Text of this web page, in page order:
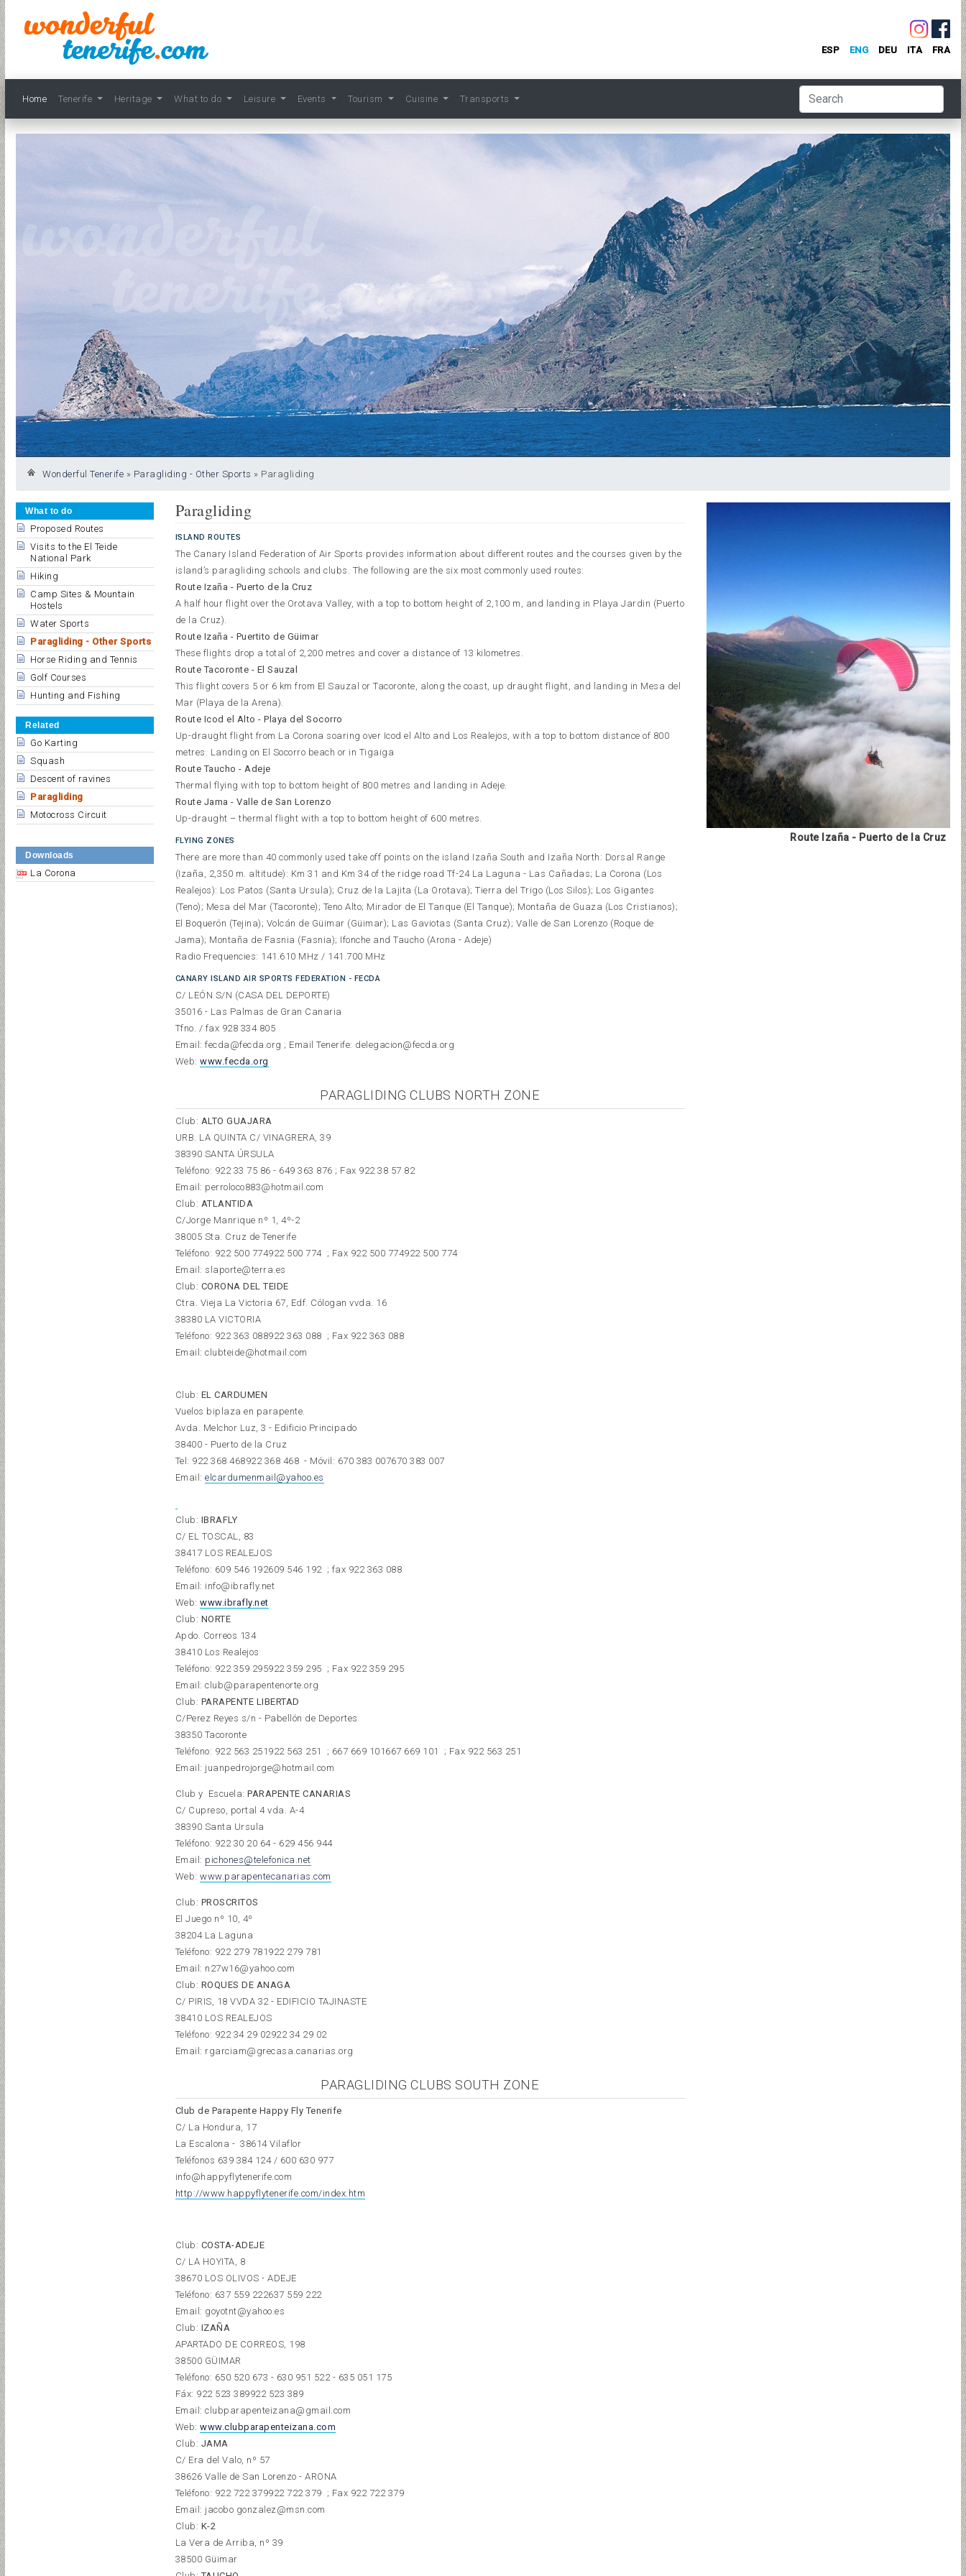
Home Tenerife Heritage What to do Leisure Events Tourism Cuisine Transports
ESP ENG DEU ITA FRA
Wonderful Tenerife » Paragliding - Other Sports » Paragliding
What to do
Proposed Routes
Visits to the El Teide
National Park
Hiking
Camp Sites & Mountain
Hostels
Water Sports
Paragliding - Other Sports
Horse Riding and Tennis
Golf Courses
Hunting and Fishing
Related
Go Karting
Squash
Descent of ravines
Paragliding
Motocross Circuit
Downloads
La Corona
Paragliding
ISLAND ROUTES
The Canary Island Federation of Air Sports provides information about different routes and the courses given by the
island’s paragliding schools and clubs. The following are the six most commonly used routes:
Route Izaña - Puerto de la Cruz
A half hour flight over the Orotava Valley, with a top to bottom height of 2,100 m, and landing in Playa Jardin (Puerto
de la Cruz).
Route Izaña - Puertito de Güimar
These flights drop a total of 2,200 metres and cover a distance of 13 kilometres.
Route Tacoronte - El Sauzal
This flight covers 5 or 6 km from El Sauzal or Tacoronte, along the coast, up draught flight, and landing in Mesa del
Mar (Playa de la Arena).
Route Icod el Alto - Playa del Socorro
Up-draught flight from La Corona soaring over Icod el Alto and Los Realejos, with a top to bottom distance of 800
metres. Landing on El Socorro beach or in Tigaiga
Route Taucho - Adeje
Thermal flying with top to bottom height of 800 metres and landing in Adeje.
Route Jama - Valle de San Lorenzo
Up-draught – thermal flight with a top to bottom height of 600 metres.
FLYING ZONES
There are more than 40 commonly used take off points on the island Izaña South and Izaña North: Dorsal Range
(Izaña, 2,350 m. altitude): Km 31 and Km 34 of the ridge road Tf-24 La Laguna - Las Cañadas; La Corona (Los
Realejos): Los Patos (Santa Ursula); Cruz de la Lajita (La Orotava); Tierra del Trigo (Los Silos); Los Gigantes
(Teno); Mesa del Mar (Tacoronte); Teno Alto; Mirador de El Tanque (El Tanque); Montaña de Guaza (Los Cristianos);
El Boquerón (Tejina); Volcán de Güimar (Güimar); Las Gaviotas (Santa Cruz); Valle de San Lorenzo (Roque de
Jama); Montaña de Fasnia (Fasnia); Ifonche and Taucho (Arona - Adeje)
Radio Frequencies: 141.610 MHz / 141.700 MHz
CANARY ISLAND AIR SPORTS FEDERATION - FECDA
C/ LEÓN S/N (CASA DEL DEPORTE)
35016 - Las Palmas de Gran Canaria
Tfno. / fax 928 334 805
Email: fecda@fecda.org ; Email Tenerife: delegacion@fecda.org
Web:www.fecda.org
PARAGLIDING CLUBS NORTH ZONE
Club: ALTO GUAJARA
URB. LA QUINTA C/ VINAGRERA, 39
38390 SANTA ÚRSULA
Teléfono: 922 33 75 86 - 649 363 876 ; Fax 922 38 57 82
Email: perroloco883@hotmail.com
Club: ATLANTIDA
C/Jorge Manrique nº 1, 4º-2
38005 Sta. Cruz de Tenerife
Teléfono: 922 500 774922 500 774 ; Fax 922 500 774922 500 774
Email: slaporte@terra.es
Club: CORONA DEL TEIDE
Ctra. Vieja La Victoria 67, Edf. Cólogan vvda. 16
38380 LA VICTORIA
Teléfono: 922 363 088922 363 088 ; Fax 922 363 088
Email: clubteide@hotmail.com
Club: EL CARDUMEN
Vuelos biplaza en parapente.
Avda. Melchor Luz, 3 - Edificio Principado
38400 - Puerto de la Cruz
Tel: 922 368 468922 368 468 - Móvil: 670 383 007670 383 007
Email:elcardumenmail@yahoo.es
Club: IBRAFLY
C/ EL TOSCAL, 83
38417 LOS REALEJOS
Teléfono: 609 546 192609 546 192 ; fax 922 363 088
Email: info@ibrafly.net
Web:www.ibrafly.net
Club: NORTE
Apdo. Correos 134
38410 Los Realejos
Teléfono: 922 359 295922 359 295 ; Fax 922 359 295
Email: club@parapentenorte.org
Club: PARAPENTE LIBERTAD
C/Perez Reyes s/n - Pabellón de Deportes
38350 Tacoronte
Teléfono: 922 563 251 922 563 251 ; 667 669 101 667 669 101
; Fax 922 563 251
Email: juanpedrojorge@hotmail.com
Club y Escuela:PARAPENTE CANARIAS
C/ Cupreso, portal 4 vda. A-4
38390 Santa Ursula
Teléfono: 922 30 20 64 - 629 456 944
Email: pichones@telefonica.net
Web:www.parapentecanarias.com
Club: PROSCRITOS
El Juego nº 10, 4º
38204 La Laguna
Teléfono: 922 279 781 922 279 781
Email: n27w16@yahoo.com
Club: ROQUES DE ANAGA
C/ PIRIS, 18 VVDA 32 - EDIFICIO TAJINASTE
38410 LOS REALEJOS
Teléfono: 922 34 29 02922 34 29 02
Email: rgarciam@grecasa.canarias.org
PARAGLIDING CLUBS SOUTH ZONE
Club de Parapente Happy Fly Tenerife
C/ La Hondura, 17
La Escalona - 38614 Vilaflor
Teléfonos 639 384 124 / 600 630 977
info@happyflytenerife.com
http://www.happyflytenerife.com/index.htm
Club: COSTA-ADEJE
C/ LA HOYITA, 8
38670 LOS OLIVOS - ADEJE
Teléfono: 637 559 222637 559 222
Email: goyotnt@yahoo.es
Club: IZAÑA
APARTADO DE CORREOS, 198
38500 GÜIMAR
Teléfono: 650 520 673 - 630 951 522 - 635 051 175
Fáx: 922 523 389922 523 389
Email: clubparapenteizana@gmail.com
Web:www.clubparapenteizana.com
Club: JAMA
C/ Era del Valo, nº 57
38626 Valle de San Lorenzo - ARONA
Teléfono: 922 722 379922 722 379 ; Fax 922 722 379
Email: jacobo gonzalez@msn.com
Club: K-2
La Vera de Arriba, nº 39
38500 Güimar
Route Izaña - Puerto de la Cruz